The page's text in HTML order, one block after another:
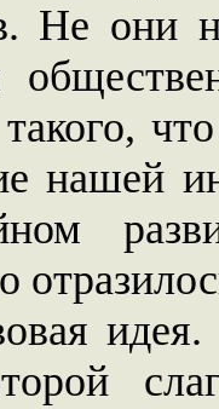
Не они
нашей